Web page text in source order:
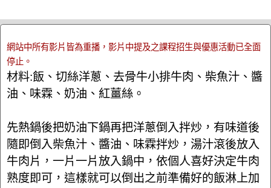
網站中所有影片皆為重播，影片中提及之課程招生與優惠活動已全面
停止。
材料:飯、切絲洋蔥、去骨牛小排牛肉、柴魚汁、醬
油、味霖、奶油、紅薑絲。
先熱鍋後把奶油下鍋再把洋蔥倒入拌炒，有味道後
隨即倒入柴魚汁、醬油、味霖拌炒，湯汁滾後放入
牛肉片，一片一片放入鍋中，依個人喜好決定牛肉
熟度即可，這樣就可以倒出之前準備好的飯淋上加